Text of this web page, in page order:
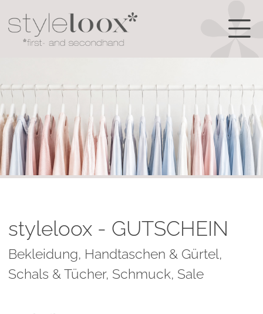
styleloox - GUTSCHEIN
Bekleidung, Handtaschen & Gürtel,
Schals & Tücher, Schmuck, Sale